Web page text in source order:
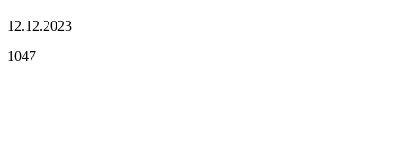
12.12.2023
1047